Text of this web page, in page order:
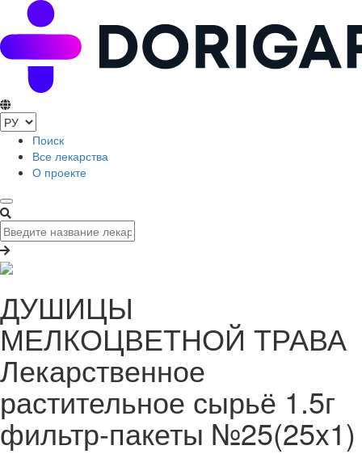
Поиск
Все лекарства
О проекте
ДУШИЦЫ
МЕЛКОЦВЕТНОЙ ТРАВА
Лекарственное
растительное сырьё 1.5г
фильтр-пакеты №25(25x1)